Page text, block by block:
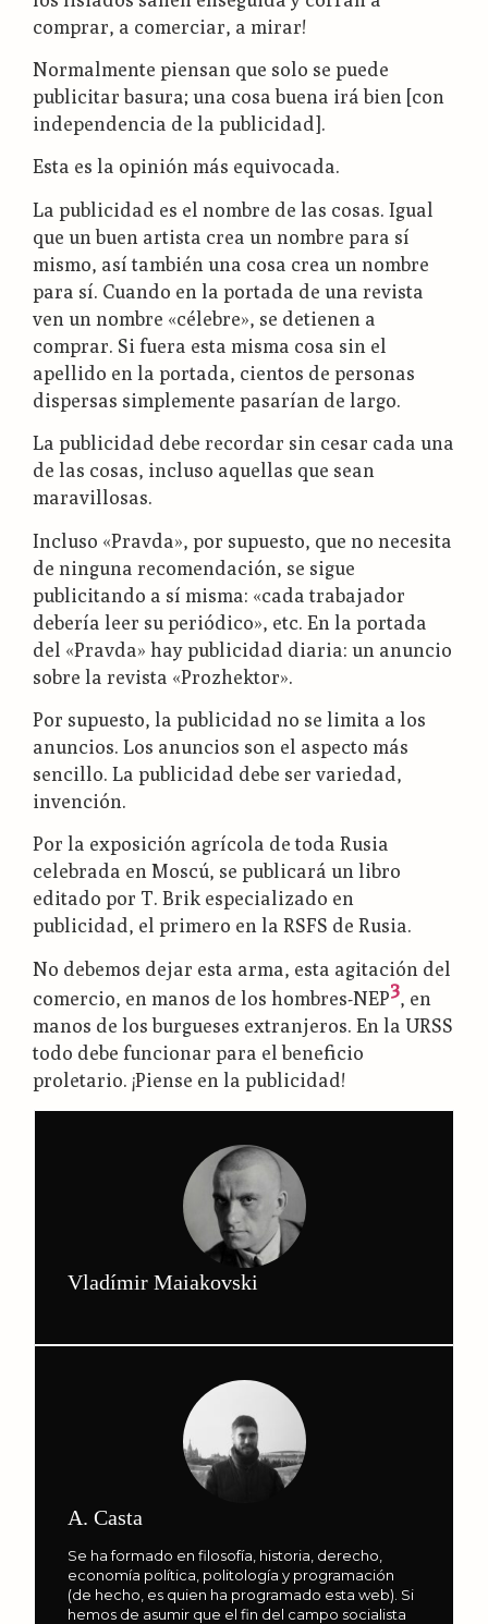
comprar, a comerciar, a mirar!
Normalmente piensan que solo se puede
publicitar basura; una cosa buena irá bien [con
independencia de la publicidad].
Esta es la opinión más equivocada.
La publicidad es el nombre de las cosas. Igual
que un buen artista crea un nombre para sí
mismo, así también una cosa crea un nombre
para sí. Cuando en la portada de una revista
ven un nombre «célebre», se detienen a
comprar. Si fuera esta misma cosa sin el
apellido en la portada, cientos de personas
dispersas simplemente pasarían de largo.
La publicidad debe recordar sin cesar cada una
de las cosas, incluso aquellas que sean
maravillosas.
Incluso «Pravda», por supuesto, que no necesita
de ninguna recomendación, se sigue
publicitando a sí misma: «cada trabajador
debería leer su periódico», etc. En la portada
del «Pravda» hay publicidad diaria: un anuncio
sobre la revista «Prozhektor».
Por supuesto, la publicidad no se limita a los
anuncios. Los anuncios son el aspecto más
sencillo. La publicidad debe ser variedad,
invención.
Por la exposición agrícola de toda Rusia
celebrada en Moscú, se publicará un libro
editado por T. Brik especializado en
publicidad, el primero en la RSFS de Rusia.
No debemos dejar esta arma, esta agitación del
comercio, en manos de los hombres-NEP3, en
manos de los burgueses extranjeros. En la URSS
todo debe funcionar para el beneficio
proletario. ¡Piense en la publicidad!
Vladímir Maiakovski
A. Casta
Se ha formado en filosofía, historia, derecho,
economía política, politología y programación
(de hecho, es quien ha programado esta web). Si
hemos de asumir que el fin del campo socialista